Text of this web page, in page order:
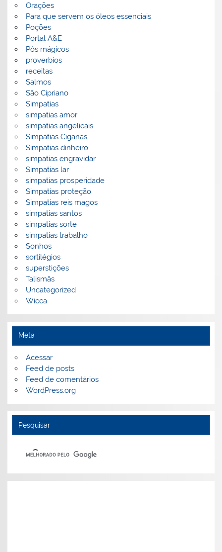
Orações
Para que servem os óleos essenciais
Poções
Portal A&E
Pós mágicos
proverbios
receitas
Salmos
São Cipriano
Simpatias
simpatias amor
simpatias angelicais
Simpatias Ciganas
Simpatias dinheiro
simpatias engravidar
Simpatias lar
simpatias prosperidade
Simpatias proteção
Simpatias reis magos
simpatias santos
simpatias sorte
simpatias trabalho
Sonhos
sortilégios
superstições
Talismãs
Uncategorized
Wicca
Meta
Acessar
Feed de posts
Feed de comentários
WordPress.org
Pesquisar